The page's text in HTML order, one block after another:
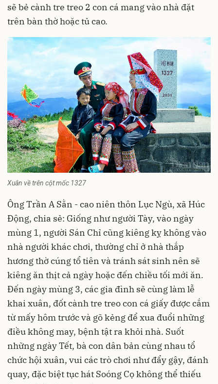
sẽ bẻ cành tre treo 2 con cá mang vào nhà đặt
trên bàn thờ hoặc tủ cao.
Xuân về trên cột mốc 1327
Ông Trần A Sằn - cao niên thôn Lục Ngù, xã Húc
Động, chia sẻ: Giống như người Tày, vào ngày
mùng 1, người Sán Chỉ cũng kiêng kỵ không vào
nhà người khác chơi, thường chỉ ở nhà thắp
hương thờ cúng tổ tiên và tránh sát sinh nên sẽ
kiêng ăn thịt cả ngày hoặc đến chiều tối mới ăn.
Đến ngày mùng 3, các gia đình sẽ cùng làm lễ
khai xuân, đốt cành tre treo con cá giấy được cắm
từ mấy hôm trước và gõ kẻng để xua đuổi những
điều không may, bệnh tật ra khỏi nhà. Suốt
những ngày Tết, bà con dân bản cùng nhau tổ
chức hội xuân, vui các trò chơi như đẩy gậy, đánh
quay, đặc biệt tục hát Soóng Cọ không thể thiếu